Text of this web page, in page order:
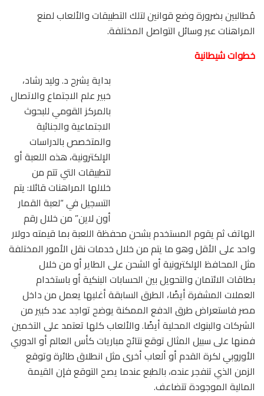
مُطالبين بضرورة وضع قوانين لتلك التطبيقات والألعاب لمنع
المراهنات عبر وسائل التواصل المختلفة.
خطوات شيطانية
بداية يشرح د. وليد رشاد،
خبير علم الاجتماع والاتصال
بالمركز القومي للبحوث
الاجتماعية والجنائية
والمتخصص بالدراسات
الإلكترونية، هذه اللعبة أو
لتطبيقات التي تتم من
خلالها المراهنات قائلا: يتم
التسجيل في “لعبة القمار
أون لاين” من خلال رقم
الهاتف ثم يقوم المستخدم بشحن محفظة اللعبة بما قيمته دولار
واحد على الأقل وهو ما يتم من خلال خدمات نقل الأمور المختلفة
مثل المحافظ الإلكترونية أو الشحن على الطاير أو من خلال
بطاقات الائتمان والتحويل بين الحسابات البنكية أو باستخدام
العملات المشفرة أيضًا، الطرق السابقة أغلبها يعمل من داخل
مصر فاستعراض طرق الدفع الممكنة يوضح تواجد عدد كبير من
الشركات والبنوك المحلية أيضًا. والألعاب كلها تعتمد على التخمين
فمنها على سبيل المثال توقع نتائج مباريات كأس العالم أو الدوري
الأوروبي لكرة القدم أو ألعاب أخرى مثل انطلاق طائرة وتوقع
الزمن الذي تنفجر عنده، بالطبع عندما يصح التوقع فإن القيمة
المالية الموجودة تتضاعف.